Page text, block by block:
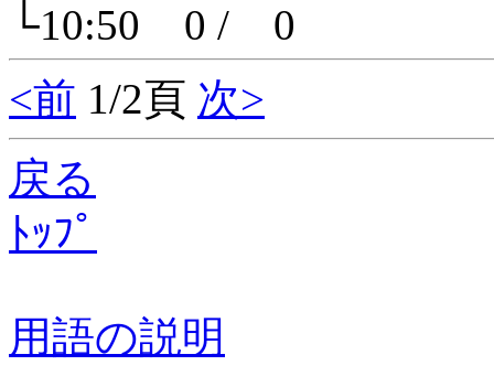
└10:50 0 / 0
<前 1/2頁 次>
戻る
ﾄｯﾌﾟ
用語の説明